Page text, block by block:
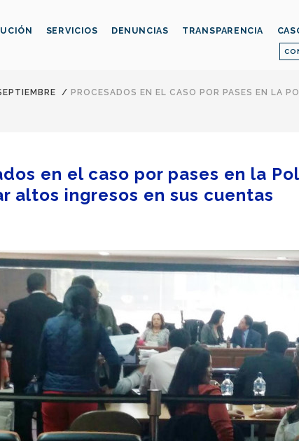
SERVICIOS DENUNCIAS TRANSPARENCIA
/ PROCESADOS EN EL CASO POR PASES EN LA
en el caso por pases en la
altos ingresos en sus cuentas